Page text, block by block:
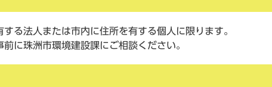
る法人または市内に住所を有する個人に限ります。
に珠洲市環境建設課にご相談ください。